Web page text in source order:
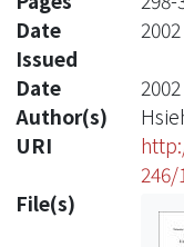
Date
Issued
2002
Date
2002
Author(s)
URI
246/
File(s)